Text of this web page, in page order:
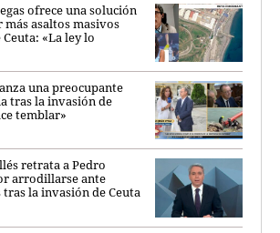
ofrece una solución
asaltos masivos
«La ley lo
una preocupante
tras la invasión de
temblar»
retrata a Pedro
arrodillarse ante
la invasión de Ceuta